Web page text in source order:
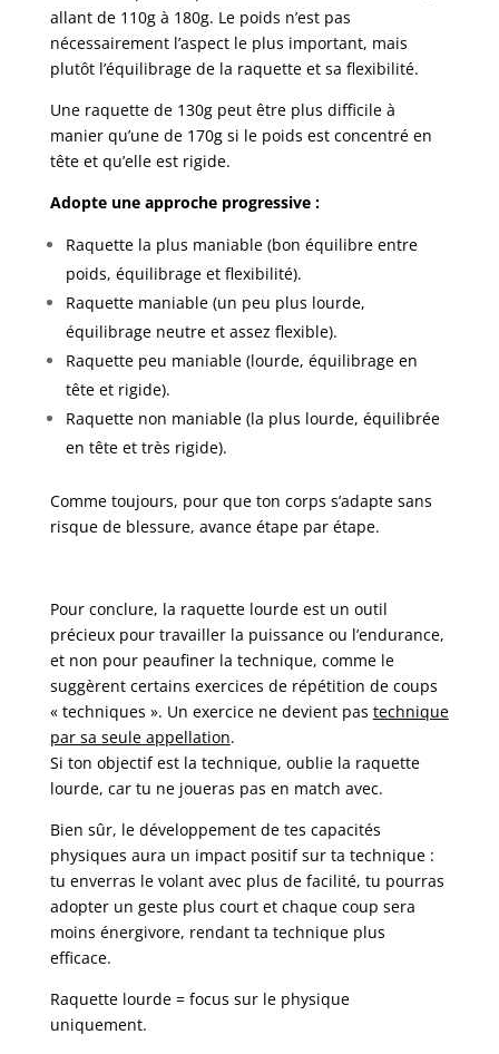
allant de 110g à 180g. Le poids n’est pas
nécessairement l’aspect le plus important, mais
plutôt l’équilibrage de la raquette et sa flexibilité.
Une raquette de 130g peut être plus difficile à
manier qu’une de 170g si le poids est concentré en
tête et qu’elle est rigide.
Adopte une approche progressive :
Raquette la plus maniable (bon équilibre entre
poids, équilibrage et flexibilité).
Raquette maniable (un peu plus lourde,
équilibrage neutre et assez flexible).
Raquette peu maniable (lourde, équilibrage en
tête et rigide).
Raquette non maniable (la plus lourde, équilibrée
en tête et très rigide).
Comme toujours, pour que ton corps s’adapte sans
risque de blessure, avance étape par étape.
Pour conclure, la raquette lourde est un outil
précieux pour travailler la puissance ou l’endurance,
et non pour peaufiner la technique, comme le
suggèrent certains exercices de répétition de coups
« techniques ». Un exercice ne devient pas technique
par sa seule appellation.
Si ton objectif est la technique, oublie la raquette
lourde, car tu ne joueras pas en match avec.
Bien sûr, le développement de tes capacités
physiques aura un impact positif sur ta technique :
tu enverras le volant avec plus de facilité, tu pourras
adopter un geste plus court et chaque coup sera
moins énergivore, rendant ta technique plus
efficace.
Raquette lourde = focus sur le physique
uniquement.